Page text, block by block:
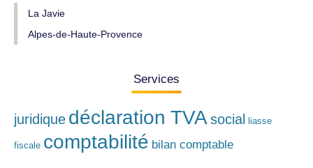
La Javie
Alpes-de-Haute-Provence
Services
juridique déclaration TVA social liasse
fiscale comptabilité bilan comptable